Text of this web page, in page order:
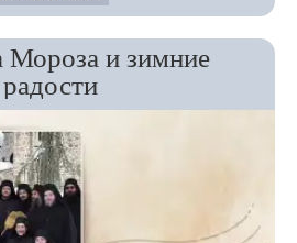
и зимние
радости